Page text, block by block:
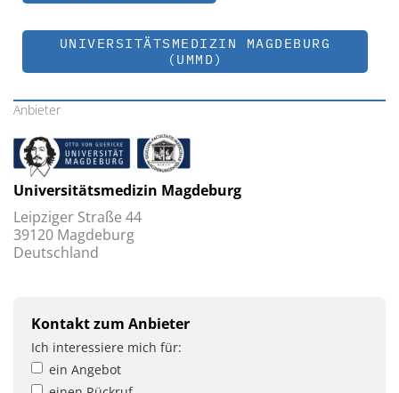
UNIVERSITÄTSMEDIZIN MAGDEBURG
(UMMD)
Anbieter
Universitätsmedizin Magdeburg
Leipziger Straße 44
39120 Magdeburg
Deutschland
Kontakt zum Anbieter
Ich interessiere mich für:
ein Angebot